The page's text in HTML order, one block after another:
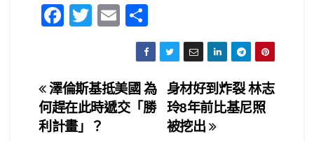
F
e
b
o
T
er
E
m
ail
h
ar
e
文
章
身材好到炸裂 林志
玲8年前比基尼照
被挖出
澤倫斯基抵美國 為
何趕在此時遞交「勝
利計畫」？